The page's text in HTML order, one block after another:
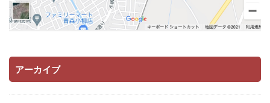
アーカイブ